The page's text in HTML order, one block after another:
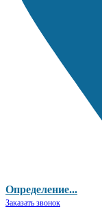
Определение...
Заказать звонок